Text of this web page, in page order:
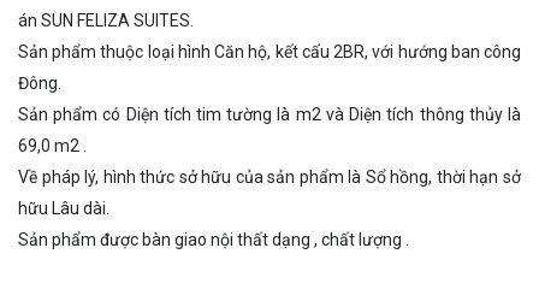
án SUN FELIZA SUITES.
Sản phẩm thuộc loại hình Căn hộ, kết cấu 2BR, với hướng ban công
Đông.
Sản phẩm có Diện tích tim tường là m2 và Diện tích thông thủy là
69,0 m2 .
Về pháp lý, hình thức sở hữu của sản phẩm là Sổ hồng, thời hạn sở
hữu Lâu dài.
Sản phẩm được bàn giao nội thất dạng , chất lượng .